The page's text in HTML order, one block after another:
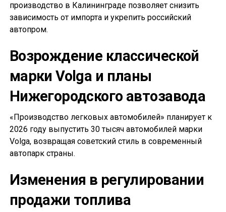
производство в Калининграде позволяет снизить
зависимость от импорта и укрепить российский
автопром.
Возрождение классической
марки Volga и планы
Нижегородского автозавода
«Производство легковых автомобилей» планирует к
2026 году выпустить 30 тысяч автомобилей марки
Volga, возвращая советский стиль в современный
автопарк страны.
Изменения в регулировании
продажи топлива